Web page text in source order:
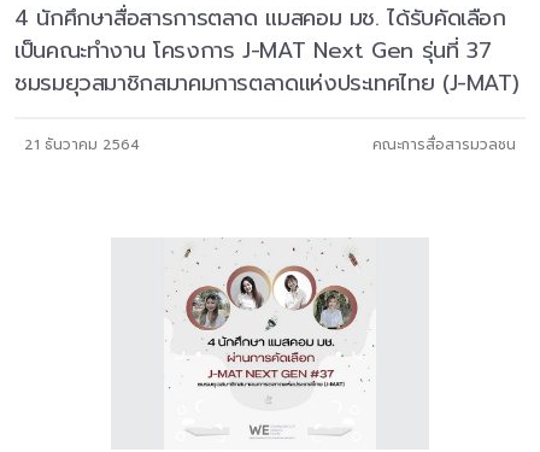
4 นักศึกษาสื่อสารการตลาด แมสคอม มช. ได้รับคัดเลือก
เป็นคณะทำงาน โครงการ J-MAT Next Gen รุ่นที่ 37
ชมรมยุวสมาชิกสมาคมการตลาดแห่งประเทศไทย (J-MAT)
21 ธันวาคม 2564 คณะการสื่อสารมวลชน